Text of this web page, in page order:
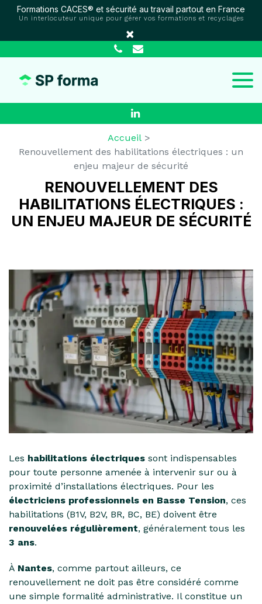
Formations CACES® et sécurité au travail partout en France
Un interlocuteur unique pour gérer vos formations et recyclages
×
Accueil
Renouvellement des habilitations électriques : un
enjeu majeur de sécurité
RENOUVELLEMENT DES
HABILITATIONS ÉLECTRIQUES :
UN ENJEU MAJEUR DE SÉCURITÉ
Les habilitations électriques sont indispensables
pour toute personne amenée à intervenir sur ou à
proximité d’installations électriques. Pour les
électriciens professionnels en Basse Tension, ces
habilitations (B1V, B2V, BR, BC, BE) doivent être
renouvelées régulièrement, généralement tous les
3 ans.
À Nantes, comme partout ailleurs, ce
renouvellement ne doit pas être considéré comme
une simple formalité administrative. Il constitue un
Panneau de gestion des cookies